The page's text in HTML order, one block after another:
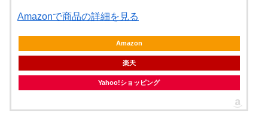
Amazonで商品の詳細を見る
Amazon
楽天
Yahoo!ショッピング